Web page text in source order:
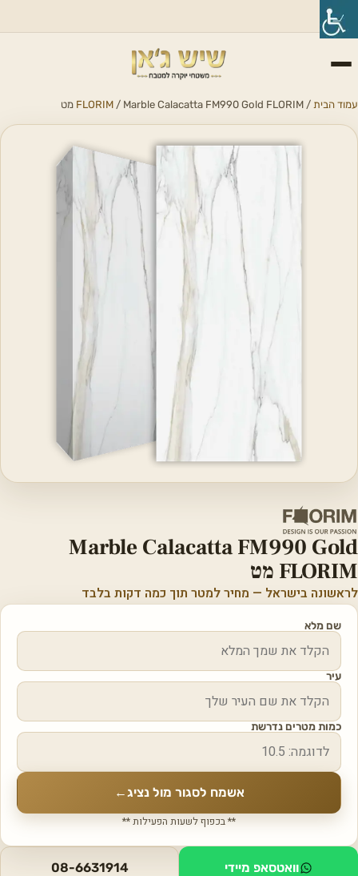
עמוד הבית /
FLORIM / Marble Calacatta FM990 Gold FLORIM מט
Marble Calacatta FM990 Gold
FLORIM מט
לראשונה בישראל — מחיר למטר תוך כמה דקות בלבד
שם מלא
עיר
כמות מטרים נדרשת
אשמח לסגור מול נציג←
** בכפוף לשעות הפעילות **
וואטסאפ מיידי 08-6631914